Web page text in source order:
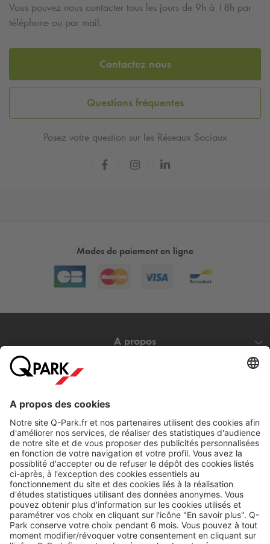
Vous pouvez nous contacter tous les jours de 9h à 18h par
téléphone ou par mail.
Contactez nous
Questions fréquentes
Posez votre question sur les Réseaux Sociaux
Modes de paiement en ligne
A propos
Nos services
Cookies
Copyright